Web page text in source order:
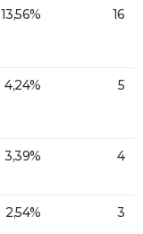
13,56% 16
4,24% 5
3,39% 4
2,54% 3